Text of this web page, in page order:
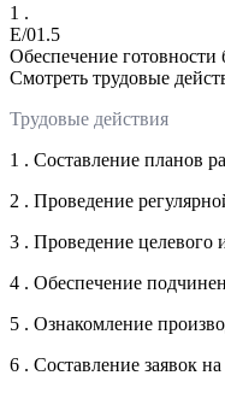
1 .
E/01.5
Обеспечение
Смотреть трудовые
Трудовые действия
1 . Составление планов
2 . Проведение
3 . Проведение целевого
4 . Обеспечение
5 . Ознакомление
6 . Составление заявок